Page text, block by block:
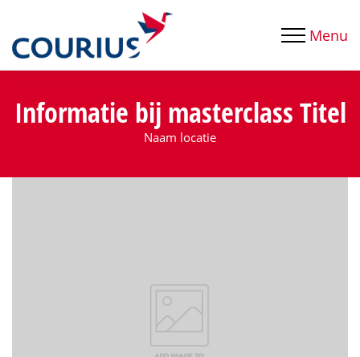
Menu
Informatie bij masterclassTitel
Naam locatie